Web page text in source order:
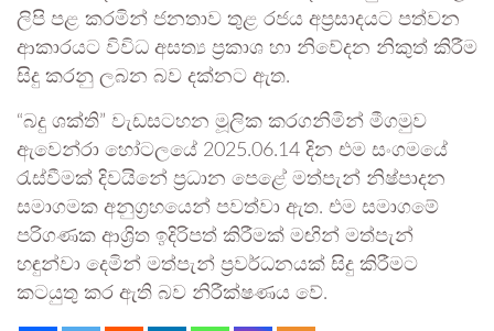
ලිපි පළ කරමින් ජනතාව තුළ රජය අප්‍රසාදයට පත්වන
ආකාරයට විවිධ අසත්‍ය ප්‍රකාශ හා නිවේදන නිකුත් කිරීම
සිදු කරනු ලබන බව දක්නට ඇත.
“බදු ශක්ති” වැඩසටහන මූලික කරගනිමින් මීගමුව
ඇවෙන්රා හෝටලයේ 2025.06.14 දින එම සංගමයේ
රැස්වීමක් දිවයිනේ ප්‍රධාන පෙළේ මත්පැන් නිෂ්පාදන
සමාගමක අනුග්‍රහයෙන් පවත්වා ඇත. එම සමාගමේ
පරිගණක ආශ්‍රිත ඉදිරිපත් කිරීමක් මඟින් මත්පැන්
හඳුන්වා දෙමින් මත්පැන් ප්‍රවර්ධනයක් සිදු කිරීමට
කටයුතු කර ඇති බව නිරීක්ෂණය වේ.